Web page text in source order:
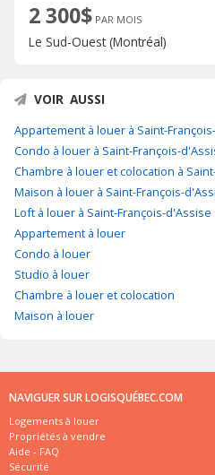
2 300$ PAR MOIS
Le Sud-Ouest (Montréal)
VOIR AUSSI
Appartement à louer à Saint-
Condo à louer à Saint-François-
Chambre à louer et colocation à
Maison à louer à Saint-François-
Loft à louer à Saint-François-d'Assise
Appartement à louer
Condo à louer
Studio à louer
Chambre à louer et colocation
Maison à louer
NAVIGUER SUR LOGISQUÉBEC.COM
Logements à louer
Propriétés à vendre
Aide - FAQ
Sécurité